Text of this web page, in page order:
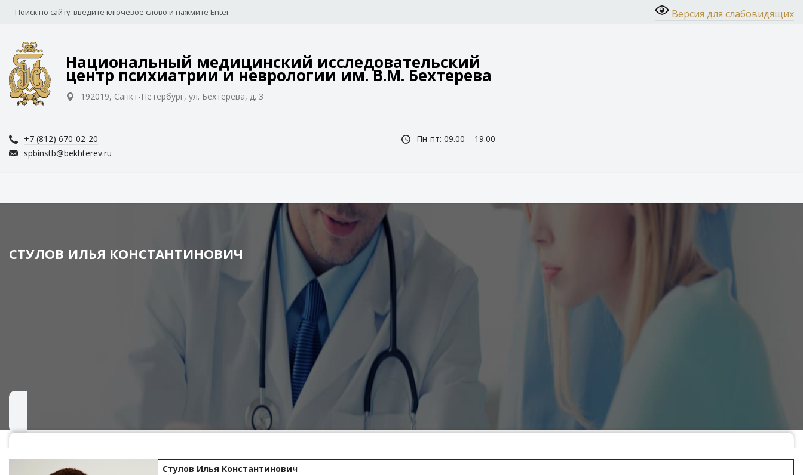
Версия для слабовидящих
Национальный медицинский исследовательский
центр психиатрии и неврологии им. В.М. Бехтерева
192019, Санкт-Петербург, ул. Бехтерева, д. 3
+7 (812) 670-02-20
Пн-пт: 09.00 – 19.00
spbinstb@bekhterev.ru
СТУЛОВ ИЛЬЯ КОНСТАНТИНОВИЧ
Стулов Илья Константинович